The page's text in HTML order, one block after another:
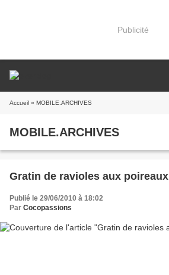
Publicité
Accueil » MOBILE.ARCHIVES
MOBILE.ARCHIVES
Gratin de ravioles aux poireaux
Publié le 29/06/2010 à 18:02
Par Cocopassions